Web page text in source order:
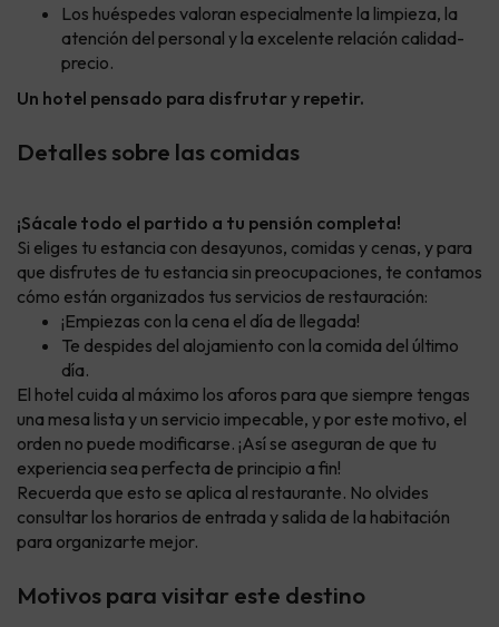
Los huéspedes valoran especialmente la limpieza, la
atención del personal y la excelente relación calidad-
precio.
Un hotel pensado para disfrutar y repetir.
Detalles sobre las comidas
¡Sácale todo el partido a tu pensión completa!
Si eliges tu estancia con desayunos, comidas y cenas, y para
que disfrutes de tu estancia sin preocupaciones, te contamos
cómo están organizados tus servicios de restauración:
¡Empiezas con la cena el día de llegada!
Te despides del alojamiento con la comida del último
día.
El hotel cuida al máximo los aforos para que siempre tengas
una mesa lista y un servicio impecable, y por este motivo, el
orden no puede modificarse. ¡Así se aseguran de que tu
experiencia sea perfecta de principio a fin!
Recuerda que esto se aplica al restaurante. No olvides
consultar los horarios de entrada y salida de la habitación
para organizarte mejor.
Motivos para visitar este destino